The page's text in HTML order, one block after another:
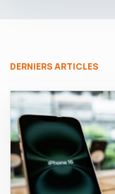
DERNIERS ARTICLES